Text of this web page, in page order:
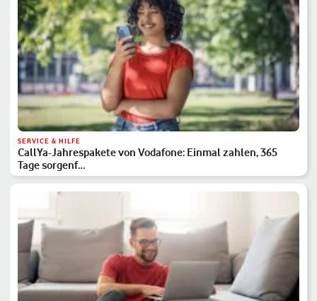
SERVICE & HILFE
CallYa-Jahrespakete von Vodafone: Einmal zahlen, 365
Tage sorgenf…